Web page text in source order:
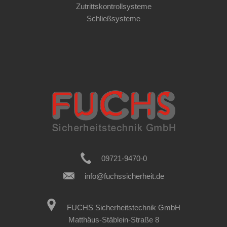
09721-9470-0
info@fuchssicherheit.de
FUCHS Sicherheitstechnik GmbH
Matthäus-Stäblein-Straße 8
Zutrittskontrollsysteme
Schließsysteme